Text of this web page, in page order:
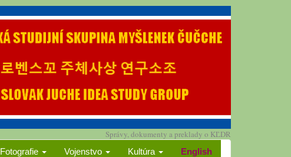
Správy, dokumenty a preklady o KĽDR
Fotografie Vojenstvo Kultúra English